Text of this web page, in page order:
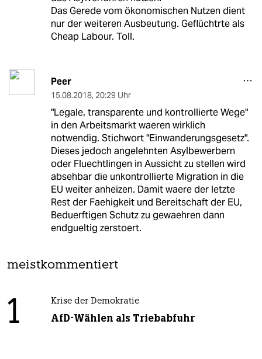
Das Gerede vom ökonomischen Nutzen dient
nur der weiteren Ausbeutung. Geflüchtrte als
Cheap Labour. Toll.
Peer
15.08.2018, 20:29 Uhr
"Legale, transparente und kontrollierte Wege"
in den Arbeitsmarkt waeren wirklich
notwendig. Stichwort "Einwanderungsgesetz".
Dieses jedoch angelehnten Asylbewerbern
oder Fluechtlingen in Aussicht zu stellen wird
absehbar die unkontrollierte Migration in die
EU weiter anheizen. Damit waere der letzte
Rest der Faehigkeit und Bereitschaft der EU,
Beduerftigen Schutz zu gewaehren dann
endgueltig zerstoert.
meistkommentiert
1 Krise der Demokratie
AfD-Wählen als Triebabfuhr